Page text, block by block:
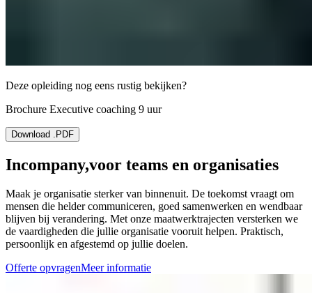
Deze opleiding nog eens rustig bekijken?
Brochure Executive coaching 9 uur
Download .PDF
Incompany,voor teams en organisaties
Maak je organisatie sterker van binnenuit. De toekomst vraagt om
mensen die helder communiceren, goed samenwerken en wendbaar
blijven bij verandering. Met onze maatwerktrajecten versterken we
de vaardigheden die jullie organisatie vooruit helpen. Praktisch,
persoonlijk en afgestemd op jullie doelen.
Offerte opvragenMeer informatie